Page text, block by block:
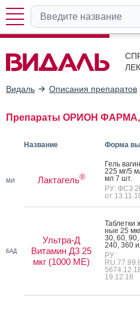
Видаль Описания препаратов
Препараты ОРИОН
Название Форма
МИ Лактагель®
Гель
225 мг/5
мл 7 шт.
РУ: ФСЗ
от
БАД
Ультра-Д
Витамин Д3 25
мкг (1000 МЕ)
Таб­летки
ные 25
30, 60,
240, 360
РУ:
19.12.18